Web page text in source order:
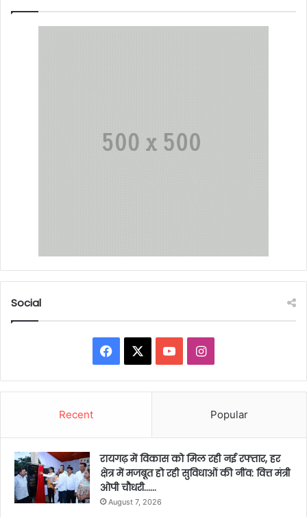
Social
Facebook YouTubeInstagram
Recent Popular
रायगढ़ में विकास को मिल रही नई रफ्तार, हर
क्षेत्र में मजबूत हो रही सुविधाओं की नींव: वित्त मंत्री
ओपी चौधरी……
August 7, 2026